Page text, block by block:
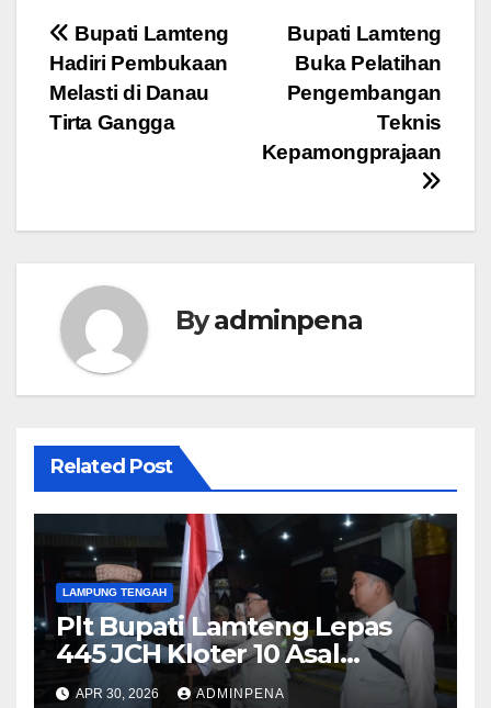
Navigasi
pos
Bupati Lamteng
Buka Pelatihan
Pengembangan
Teknis
Kepamongprajaan
Bupati Lamteng
Hadiri Pembukaan
Melasti di Danau
Tirta Gangga
Byadminpena
Related Post
LAMPUNG TENGAH
Plt Bupati Lamteng Lepas
445 JCH Kloter 10 Asal
Lamteng
APR 30, 2026 ADMINPENA